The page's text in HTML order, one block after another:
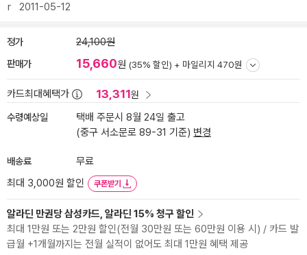
r 2011-05-12
정가 24,100원
판매가 15,660원 (35% 할인) + 마일리지 470원
카드최대혜택가 13,311원
수령예상일
택배 주문시 8월 24일 출고
(중구 서소문로 89-31 기준) 변경
배송료
무료
최대 3,000원 할인
쿠폰받기
알라딘 만권당 삼성카드, 알라딘 15% 청구 할인
최대 1만원 또는 2만원 할인(전월 30만원 또는 60만원 이용 시) / 카드 발
급월 +1개월까지는 전월 실적이 없어도 최대 1만원 혜택 제공